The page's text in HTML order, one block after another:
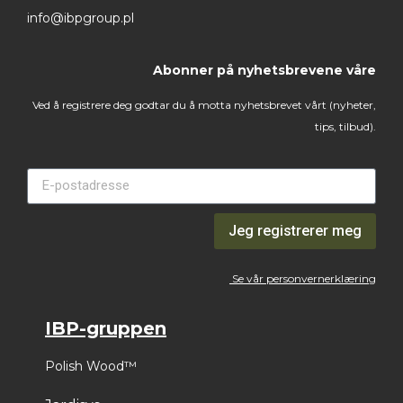
info@ibpgroup.pl
Abonner på nyhetsbrevene våre
Ved å registrere deg godtar du å motta nyhetsbrevet vårt (nyheter,
tips, tilbud).
Jeg registrerer meg
Se vår personvernerklæring
IBP-gruppen
Polish Wood™